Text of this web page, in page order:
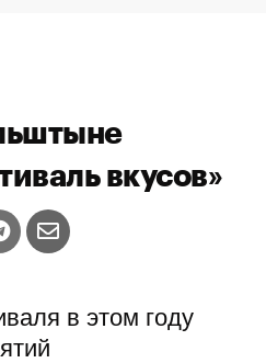
вкусов»
в этом году